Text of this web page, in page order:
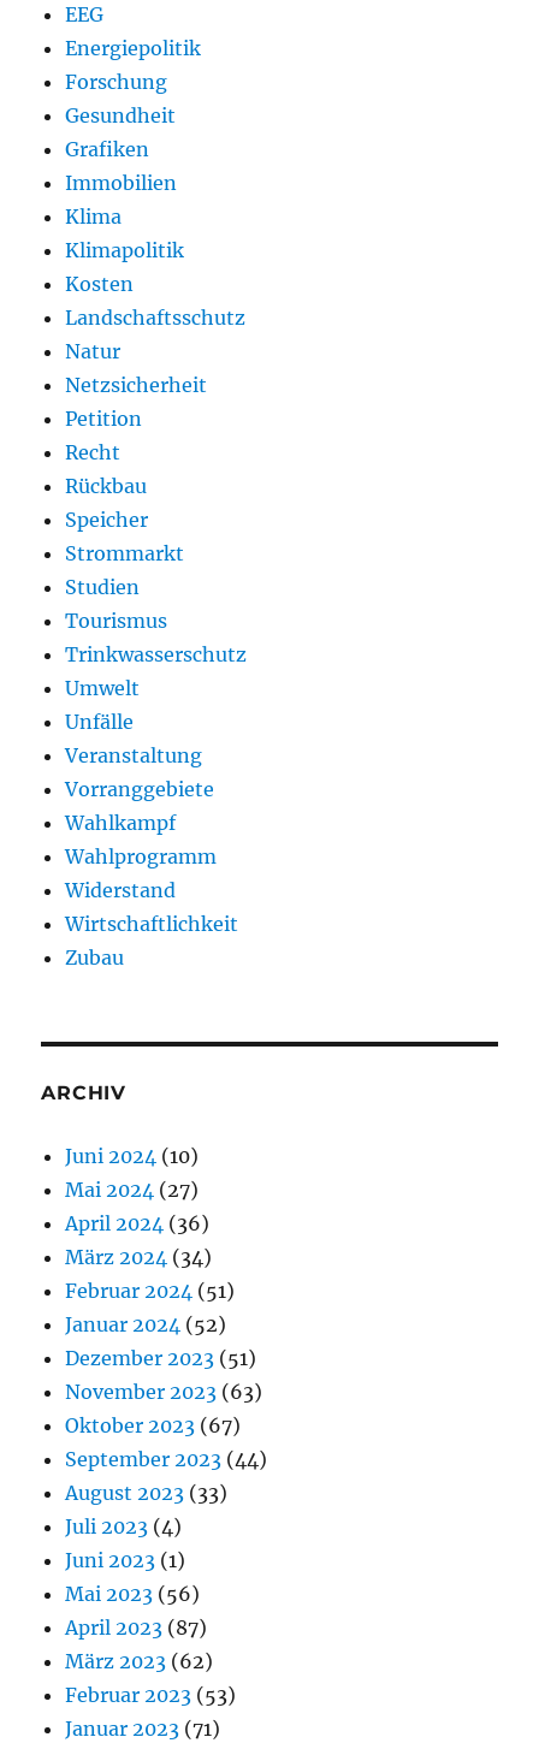
EEG
Energiepolitik
Forschung
Gesundheit
Grafiken
Immobilien
Klima
Klimapolitik
Kosten
Landschaftsschutz
Natur
Netzsicherheit
Petition
Recht
Rückbau
Speicher
Strommarkt
Studien
Tourismus
Trinkwasserschutz
Umwelt
Unfälle
Veranstaltung
Vorranggebiete
Wahlkampf
Wahlprogramm
Widerstand
Wirtschaftlichkeit
Zubau
ARCHIV
Juni 2024 (10)
Mai 2024 (27)
April 2024 (36)
März 2024 (34)
Februar 2024 (51)
Januar 2024 (52)
Dezember 2023 (51)
November 2023 (63)
Oktober 2023 (67)
September 2023 (44)
August 2023 (33)
Juli 2023 (4)
Juni 2023 (1)
Mai 2023 (56)
April 2023 (87)
März 2023 (62)
Februar 2023 (53)
Januar 2023 (71)